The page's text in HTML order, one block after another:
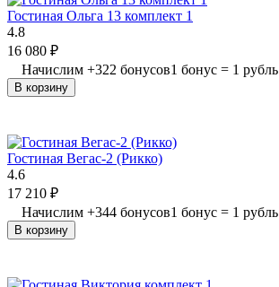
Гостиная Ольга 13 комплект 1
4.8
16 080 ₽
Начислим +322 бонусов1 бонус = 1 рубль
В корзину
Гостиная Вегас-2 (Рикко)
4.6
17 210 ₽
Начислим +344 бонусов1 бонус = 1 рубль
В корзину